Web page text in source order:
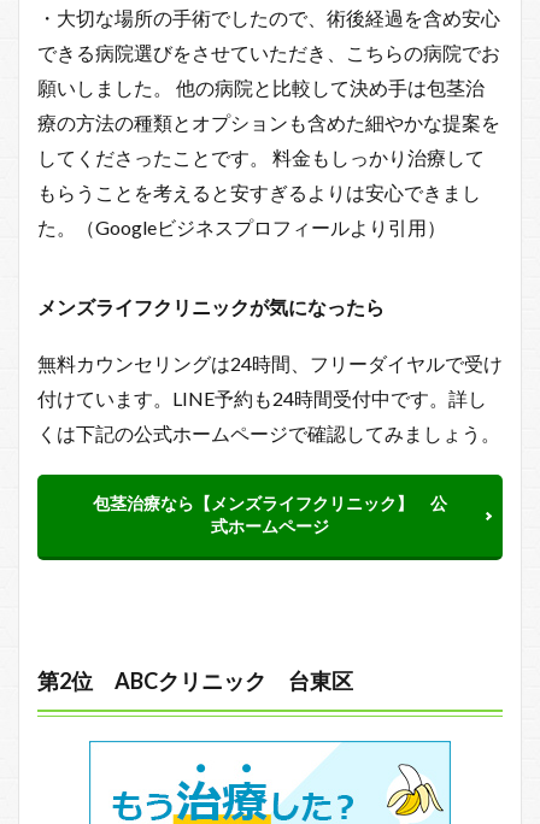
・大切な場所の手術でしたので、術後経過を含め安心
できる病院選びをさせていただき、こちらの病院でお
願いしました。 他の病院と比較して決め手は包茎治
療の方法の種類とオプションも含めた細やかな提案を
してくださったことです。 料金もしっかり治療して
もらうことを考えると安すぎるよりは安心できまし
た。（Googleビジネスプロフィールより引用）
メンズライフクリニックが気になったら
無料カウンセリングは24時間、フリーダイヤルで受け
付けています。LINE予約も24時間受付中です。詳し
くは下記の公式ホームページで確認してみましょう。
包茎治療なら【メンズライフクリニック】 公
式ホームページ
第2位 ABCクリニック 台東区